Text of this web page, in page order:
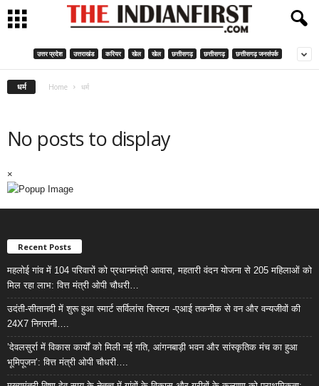
उत्तर प्रदेश उत्तराखंड करियर खेल खेल छत्तीसगढ़ छत्तीसगढ़ छत्तीसगढ़ जनसंपर्क
धर्म Home धर्म
No posts to display
×
Recent Posts
महलोई गांव में 104 परिवारों को प्रधानमंत्री आवास, महतारी वंदन योजना से 205 महिलाओं को
मिल रहा लाभ: वित्त मंत्री ओपी चौधरी…
उदंती-सीतानदी में शुरू हुआ स्मार्ट सर्विलांस सिस्टम -एआई तकनीक से वन और वन्यजीवों की
24X7 निगरानी….
’देवलसुर्रा में विकास कार्यों को मिली नई गति, आंगनबाड़ी भवन और सांस्कृतिक मंच का हुआ
भूमिपूजन’: वित्त मंत्री ओपी चौधरी….